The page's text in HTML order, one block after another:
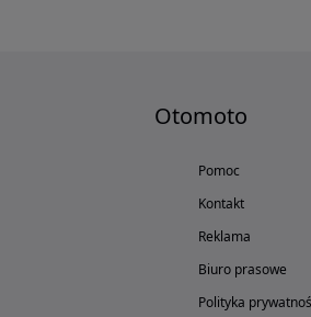
Otomoto
Pomoc
Kontakt
Reklama
Biuro prasowe
Polityka